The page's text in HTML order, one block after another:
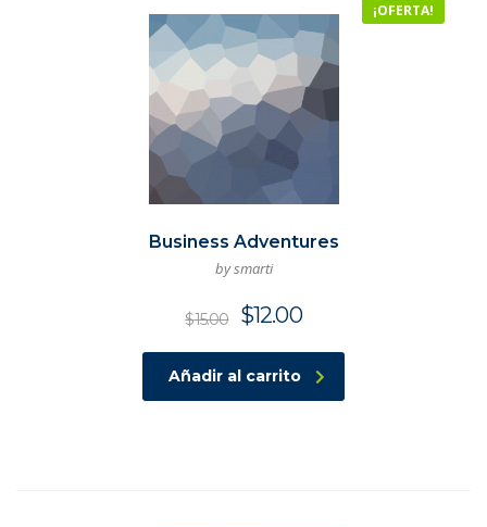
¡OFERTA!
Business Adventures
by smarti
$15.00 $12.00
Añadir al carrito